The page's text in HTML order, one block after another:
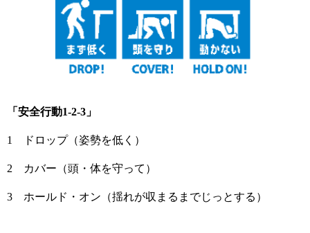
「安全行動1-2-3」
1 ドロップ（姿勢を低く）
2 カバー（頭・体を守って）
3 ホールド・オン（揺れが収まるまでじっとする）